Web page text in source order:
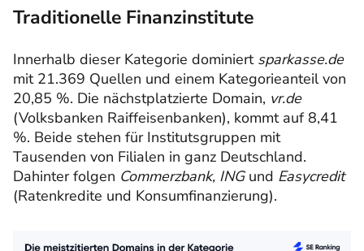
Traditionelle Finanzinstitute
Innerhalb dieser Kategorie dominiert sparkasse.de
mit 21.369 Quellen und einem Kategorieanteil von
20,85 %. Die nächstplatzierte Domain, vr.de
(Volksbanken Raiffeisenbanken), kommt auf 8,41
%. Beide stehen für Institutsgruppen mit
Tausenden von Filialen in ganz Deutschland.
Dahinter folgen Commerzbank, INGund Easycredit
(Ratenkredite und Konsumfinanzierung).